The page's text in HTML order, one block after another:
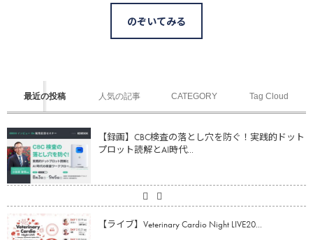
のぞいてみる
最近の投稿 人気の記事 CATEGORY Tag Cloud
【録画】CBC検査の落とし穴を防ぐ！実践的ドット
プロット読解とAI時代...
【ライブ】Veterinary Cardio Night LIVE20...